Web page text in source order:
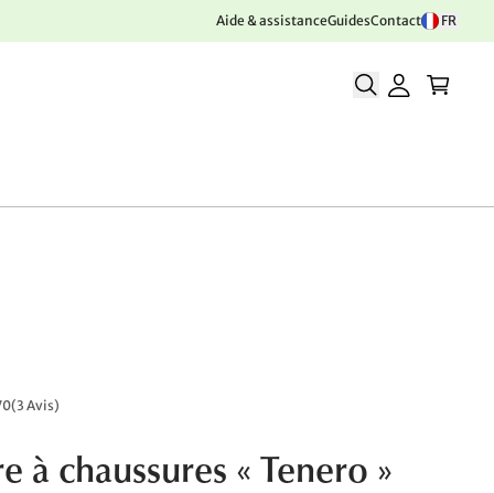
Aide & assistanceGuidesContact FR
(3 Avis)
à chaussures « Tenero »